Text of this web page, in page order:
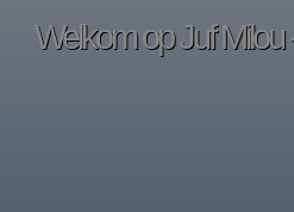
Welkom op Juf Milou